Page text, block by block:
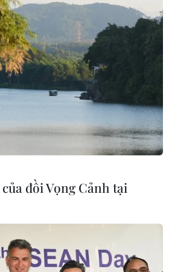
huống khẩn cấp
Muổi Nọi, Nậm
lý vi phạm tại
Xem thêm
đồi Vọng Cảnh tại